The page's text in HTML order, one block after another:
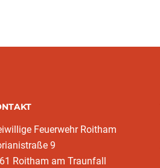
Feuerwehr Roitham
9
Roitham am Traunfall